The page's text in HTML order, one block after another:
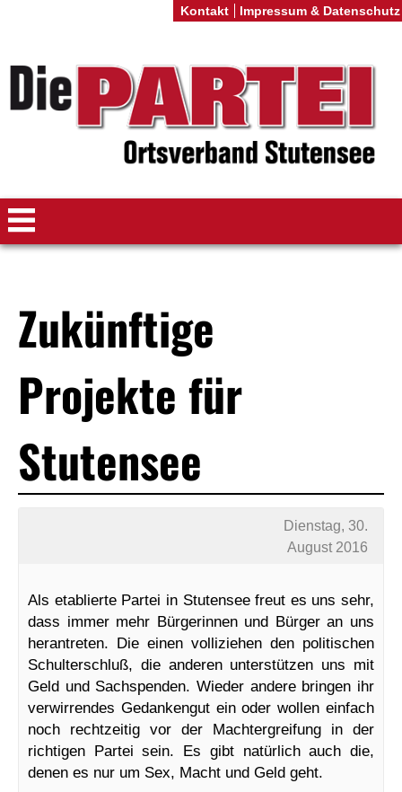
Zukünftige
Projekte für
Stutensee
Dienstag, 30.
August 2016
Als etablierte Partei in Stutensee freut es uns sehr,
dass immer mehr Bürgerinnen und Bürger an uns
herantreten. Die einen volliziehen den politischen
Schulterschluß, die anderen unterstützen uns mit
Geld und Sachspenden. Wieder andere bringen ihr
verwirrendes Gedankengut ein oder wollen einfach
noch rechtzeitig vor der Machtergreifung in der
richtigen Partei sein. Es gibt natürlich auch die,
denen es nur um Sex, Macht und Geld geht.
Kontakt Impressum & Datenschutz